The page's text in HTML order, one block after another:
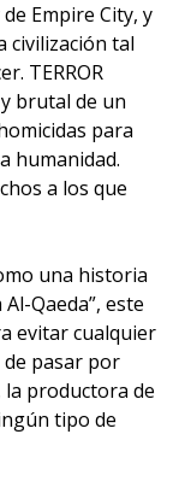
Empire City, y
civilización tal
TERROR
brutal de un
para
humanidad.
a los que
una historia
Qaeda”, este
evitar cualquier
pasar por
productora de
tipo de